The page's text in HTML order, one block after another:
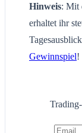
Hinweis: Mit
erhaltet ihr
Gewinnspiel!